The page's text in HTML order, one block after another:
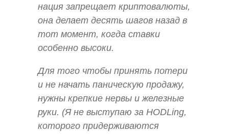
нация запрещает криптовалюты,
она делает десять шагов назад в
тот момент, когда ставки
особенно высоки.
Для того чтобы принять потери
и не начать паническую продажу,
нужны крепкие нервы и железные
руки. (Я не выступаю за HODLing,
которого придерживаются